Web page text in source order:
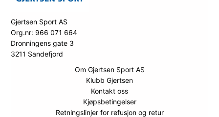
Gjertsen Sport AS
Org.nr: 966 071 664
Dronningens gate 3
3211 Sandefjord
Om Gjertsen Sport AS
Klubb Gjertsen
Kontakt oss
Kjøpsbetingelser
Retningslinjer for refusjon og retur